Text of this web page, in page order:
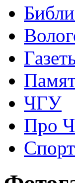
ЧГУ
Про